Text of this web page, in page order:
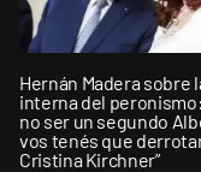
Hernán Madera sobre
interna del peronismo:
no ser un segundo
vos tenés que
Cristina Kirchner”